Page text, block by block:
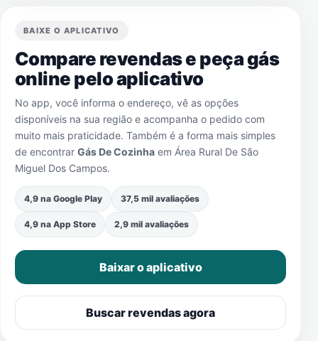
BAIXE O APLICATIVO
Compare revendas e peça gás
online pelo aplicativo
No app, você informa o endereço, vê as opções
disponíveis na sua região e acompanha o pedido com
muito mais praticidade. Também é a forma mais simples
de encontrar Gás De Cozinha em Área Rural De São
Miguel Dos Campos.
4,9 na Google Play 37,5 mil avaliações
4,9 na App Store 2,9 mil avaliações
Baixar o aplicativo
Buscar revendas agora